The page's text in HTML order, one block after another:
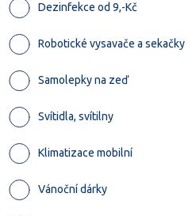
Dezinfekce od 9,-Kč
Robotické vysavače a sekačky
Samolepky na zeď
Svítidla, svítilny
Klimatizace mobilní
Vánoční dárky